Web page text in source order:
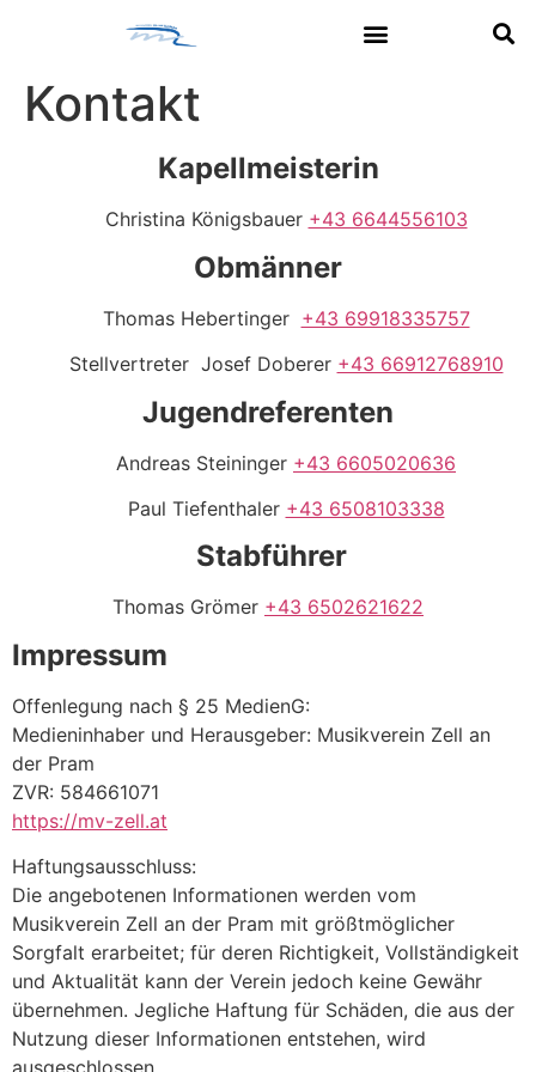
Kontakt
Kapellmeisterin
Christina Königsbauer +43 6644556103
Obmänner
Thomas Hebertinger +43 69918335757
Stellvertreter Josef Doberer +43 66912768910
Jugendreferenten
Andreas Steininger +43 6605020636
Paul Tiefenthaler +43 6508103338
Stabführer
Thomas Grömer +43 6502621622
Impressum
Offenlegung nach § 25 MedienG:
Medieninhaber und Herausgeber: Musikverein Zell an
der Pram
ZVR: 584661071
https://mv-zell.at
Haftungsausschluss:
Die angebotenen Informationen werden vom
Musikverein Zell an der Pram mit größtmöglicher
Sorgfalt erarbeitet; für deren Richtigkeit, Vollständigkeit
und Aktualität kann der Verein jedoch keine Gewähr
übernehmen. Jegliche Haftung für Schäden, die aus der
Nutzung dieser Informationen entstehen, wird